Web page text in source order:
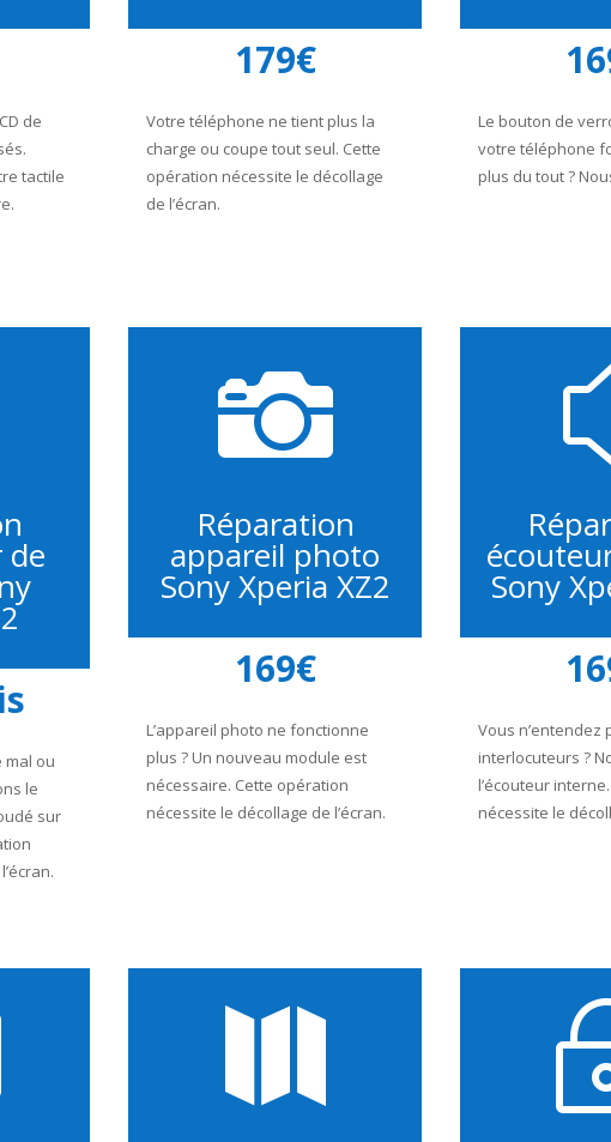
de
tactile
179€
Votre téléphone ne tient plus la
charge ou coupe tout seul. Cette
opération nécessite le décollage
de l’écran.
Le bouton de
votre téléphone
plus du tout ?
de
mal ou
le
sur

Réparation
appareil photo
Sony Xperia XZ2
169€
L’appareil photo ne fonctionne
plus ? Un nouveau module est
nécessaire. Cette opération
nécessite le décollage de l’écran.
Sony
Vous n’entendez
interlocuteurs ?
l’écouteur
nécessite le
